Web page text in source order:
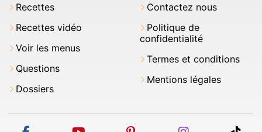
Recettes
Recettes vidéo
Voir les menus
Questions
Dossiers
Contactez nous
Politique de
confidentialité
Termes et conditions
Mentions légales